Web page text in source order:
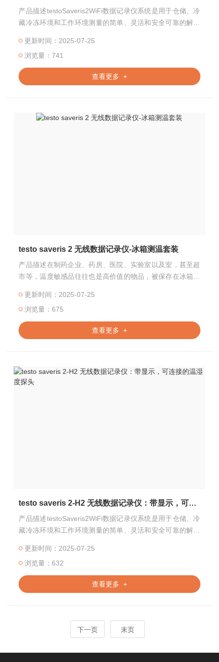
产品描述testoSaveris2WiFi数据记录仪系统是用于仓储、冷
藏冷冻环境和工作环境测量的简单、灵活和安全可靠的解决
更新时间：2025-07-25
浏览量：741
查看更多 +
testo saveris 2 无线数据记录仪-冰箱测温套装
产品描述在制药企业、药房、医院、实验室以及室，甚至超
市等，温度敏感品往往也是高价值的物品，被保存在冰箱环
更新时间：2025-07-25
浏览量：675
查看更多 +
testo saveris 2-H2 无线数据记录仪：带显示，可连接的温湿度探头
产品描述testoSaveris2WiFi数据记录仪系统是用于仓储、冷
藏冷冻环境和工作环境测量的简单、灵活和安全可靠的解决
更新时间：2025-07-25
浏览量：632
查看更多 +
下一页 末页